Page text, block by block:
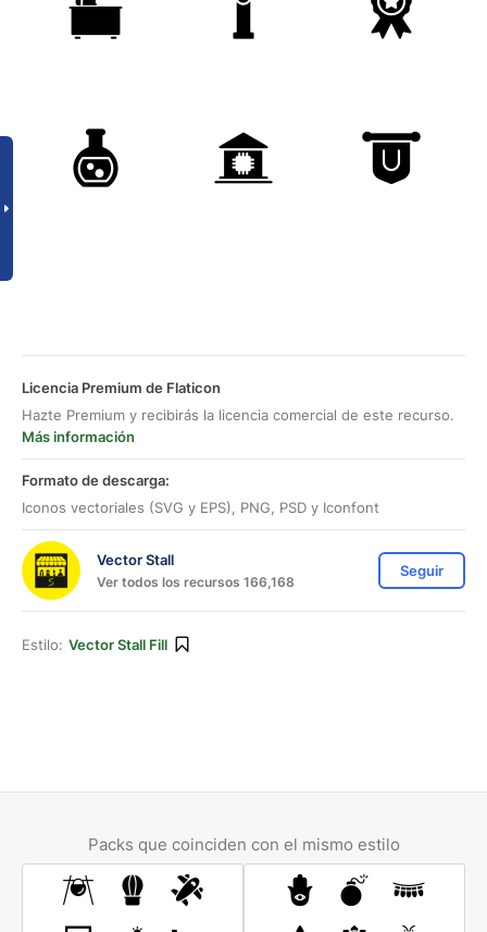
Licencia Premium de Flaticon
Hazte Premium y recibirás la licencia comercial de este recurso.
Más información
Formato de descarga:
Iconos vectoriales (SVG y EPS), PNG, PSD y Iconfont
Vector Stall
Ver todos los recursos 166,168
Seguir
Estilo: Vector Stall Fill
Packs que coinciden con el mismo estilo